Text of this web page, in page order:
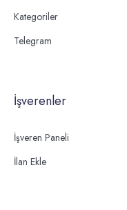
Kategoriler
Telegram
İşverenler
İşveren Paneli
İlan Ekle